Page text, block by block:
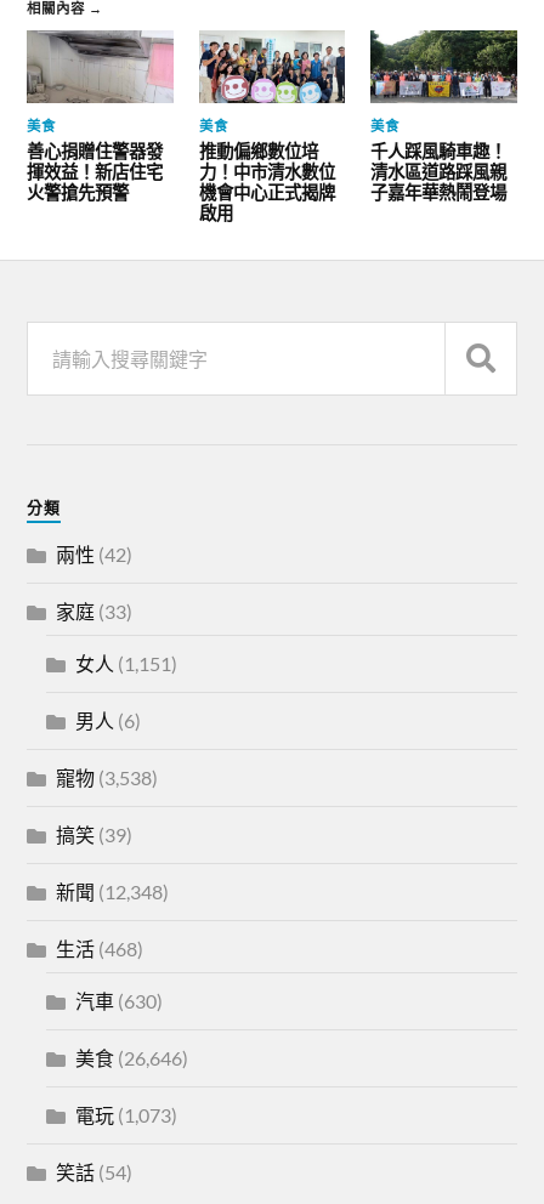
相關內容 →
美食
善心捐贈住警器發
揮效益！新店住宅
火警搶先預警
美食
推動偏鄉數位培
力！中市清水數位
機會中心正式揭牌
啟用
美食
千人踩風騎車趣！
清水區道路踩風親
子嘉年華熱鬧登場
分類
兩性 (42)
家庭 (33)
女人 (1,151)
男人 (6)
寵物 (3,538)
搞笑 (39)
新聞 (12,348)
生活 (468)
汽車 (630)
美食 (26,646)
電玩 (1,073)
笑話 (54)